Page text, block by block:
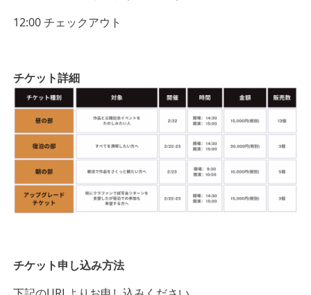
12:00 チェックアウト
チケット詳細
チケット申し込み方法